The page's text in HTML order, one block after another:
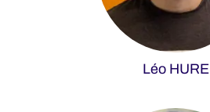
Léo HURE